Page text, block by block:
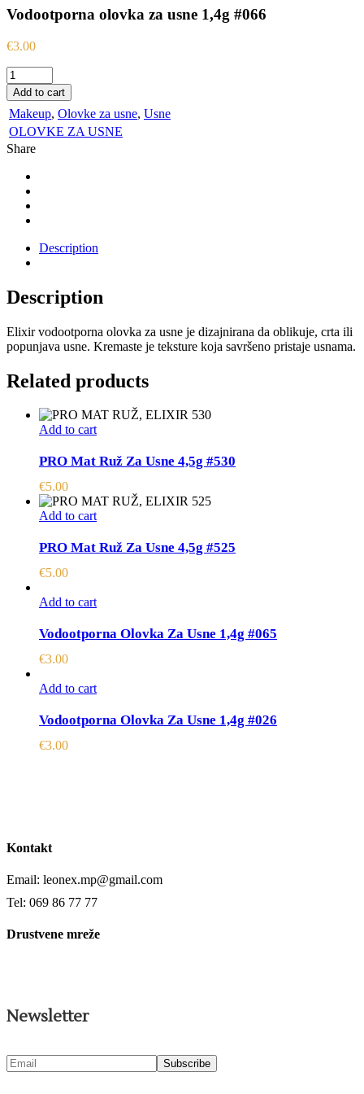
Vodootporna olovka za usne 1,4g #066
€3.00
Vodootporna
olovka
za
usne
1,4g
#066
Add to cart
Makeup, Olovke za usne, Usne
OLOVKE ZA USNE
Share
Description
Description
Elixir vodootporna olovka za usne je dizajnirana da oblikuje, crta ili
popunjava usne. Kremaste je teksture koja savršeno pristaje usnama.
Related products
Add to cart
PRO Mat Ruž Za Usne 4,5g #530
€5.00
Add to cart
PRO Mat Ruž Za Usne 4,5g #525
€5.00
Add to cart
Vodootporna Olovka Za Usne 1,4g #065
€3.00
Add to cart
Vodootporna Olovka Za Usne 1,4g #026
€3.00
Kontakt
Email: leonex.mp@gmail.com
Tel: 069 86 77 77
Drustvene mreže
Newsletter